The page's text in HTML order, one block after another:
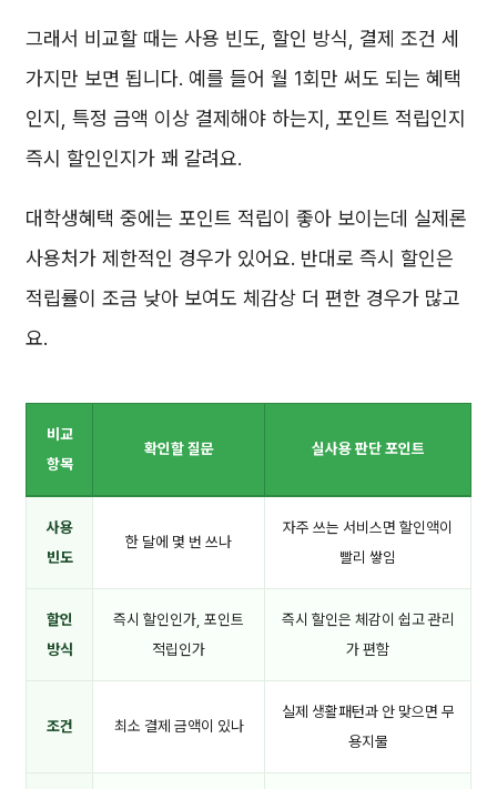
그래서 비교할 때는 사용 빈도, 할인 방식, 결제 조건 세
가지만 보면 됩니다. 예를 들어 월 1회만 써도 되는 혜택
인지, 특정 금액 이상 결제해야 하는지, 포인트 적립인지
즉시 할인인지가 꽤 갈려요.
대학생혜택 중에는 포인트 적립이 좋아 보이는데 실제론
사용처가 제한적인 경우가 있어요. 반대로 즉시 할인은
적립률이 조금 낮아 보여도 체감상 더 편한 경우가 많고
요.
비교
항목
확인할 질문 실사용 판단 포인트
사용
빈도
한 달에 몇 번 쓰나
자주 쓰는 서비스면 할인액이
빨리 쌓임
할인
방식
즉시 할인인가, 포인트
적립인가
즉시 할인은 체감이 쉽고 관리
가 편함
조건 최소 결제 금액이 있나
실제 생활패턴과 안 맞으면 무
용지물